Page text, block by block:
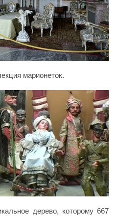
марионеток.
дерево, которому 667